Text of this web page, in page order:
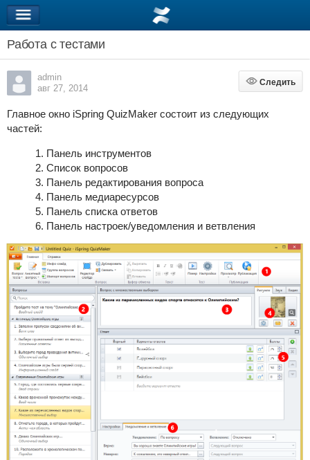
Работа с тестами
admin
авг 27, 2014
Следить
Следить
Главное окно iSpring QuizMaker состоит из следующих
частей:
Панель инструментов
Список вопросов
Панель редактирования вопроса
Панель медиаресурсов
Панель списка ответов
Панель настроек/уведомления и ветвления